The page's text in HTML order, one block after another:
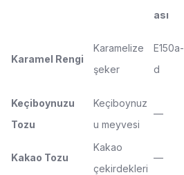
ası
Karamel Rengi
Karamelize
şeker
E150a-
d
Keçiboynuzu
Tozu
Keçiboynuz
u meyvesi
—
Kakao Tozu
Kakao
çekirdekleri
—